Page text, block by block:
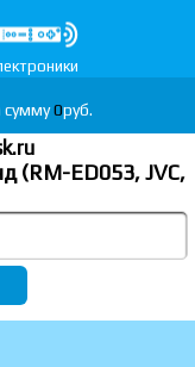
сумму0руб.
(RM-ED053, JVC,